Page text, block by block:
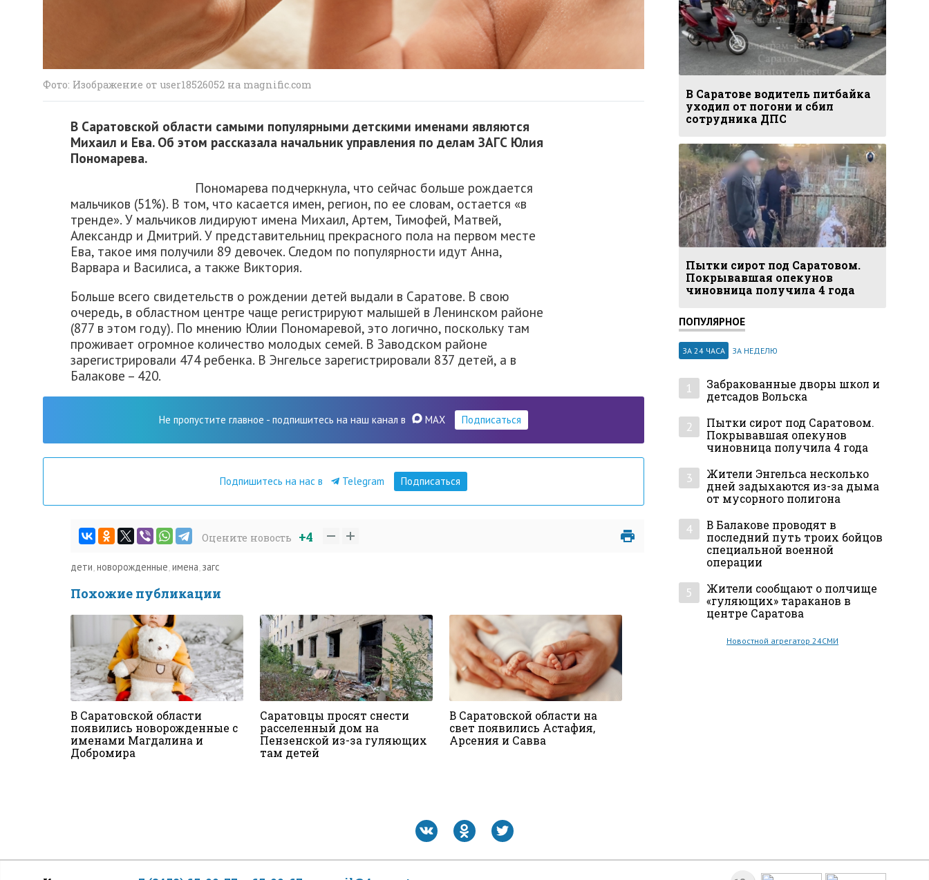
Фото: Изображение от user18526052 на magnific.com
В Саратовской области самыми популярными детскими именами являются
Михаил и Ева. Об этом рассказала начальник управления по делам ЗАГС Юлия
Пономарева.
Пономарева подчеркнула, что сейчас больше рождается
мальчиков (51%). В том, что касается имен, регион, по ее словам, остается «в
тренде». У мальчиков лидируют имена Михаил, Артем, Тимофей, Матвей,
Александр и Дмитрий. У представительниц прекрасного пола на первом месте
Ева, такое имя получили 89 девочек. Следом по популярности идут Анна,
Варвара и Василиса, а также Виктория.
Больше всего свидетельств о рождении детей выдали в Саратове. В свою
очередь, в областном центре чаще регистрируют малышей в Ленинском районе
(877 в этом году). По мнению Юлии Пономаревой, это логично, поскольку там
проживает огромное количество молодых семей. В Заводском районе
зарегистрировали 474 ребенка. В Энгельсе зарегистрировали 837 детей, а в
Балакове – 420.
Не пропустите главное - подпишитесь на наш канал в MAX Подписаться
Подпишитесь на нас в Telegram Подписаться
Оцените новость +4
дети,новорожденные,имена,загс
Похожие публикации
В Саратовской области
появились новорожденные с
именами Магдалина и
Добромира
Саратовцы просят снести
расселенный дом на
Пензенской из-за гуляющих
там детей
В Саратовской области на
свет появились Астафия,
Арсения и Савва
В Саратове водитель питбайка
уходил от погони и сбил
сотрудника ДПС
Пытки сирот под Саратовом.
Покрывавшая опекунов
чиновница получила 4 года
ПОПУЛЯРНОЕ
ЗА 24 ЧАСА ЗА НЕДЕЛЮ
1
Забракованные дворы школ и
детсадов Вольска
2
Пытки сирот под Саратовом.
Покрывавшая опекунов
чиновница получила 4 года
3
Жители Энгельса несколько
дней задыхаются из-за дыма
от мусорного полигона
4
В Балакове проводят в
последний путь троих бойцов
специальной военной
операции
5
Жители сообщают о полчище
«гуляющих» тараканов в
центре Саратова
Новостной агрегатор 24СМИ